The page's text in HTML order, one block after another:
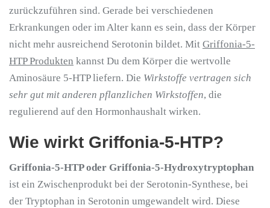
zurückzuführen sind. Gerade bei verschiedenen
Erkrankungen oder im Alter kann es sein, dass der Körper
nicht mehr ausreichend Serotonin bildet. Mit Griffonia-5-
HTP Produkten kannst Du dem Körper die wertvolle
Aminosäure 5-HTP liefern. Die Wirkstoffe vertragen sich
sehr gut mit anderen pflanzlichen Wirkstoffen, die
regulierend auf den Hormonhaushalt wirken.
Wie wirkt Griffonia-5-HTP?
Griffonia-5-HTP oder Griffonia-5-Hydroxytryptophan
ist ein Zwischenprodukt bei der Serotonin-Synthese, bei
der Tryptophan in Serotonin umgewandelt wird. Diese